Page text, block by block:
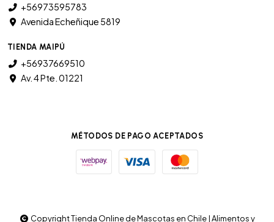
+56973595783
Avenida Echeñique 5819
TIENDA MAIPÚ
+56937669510
Av. 4 Pte. 01221
MÉTODOS DE PAGO ACEPTADOS
Copyright Tienda Online de Mascotas en Chile | Alimentos y